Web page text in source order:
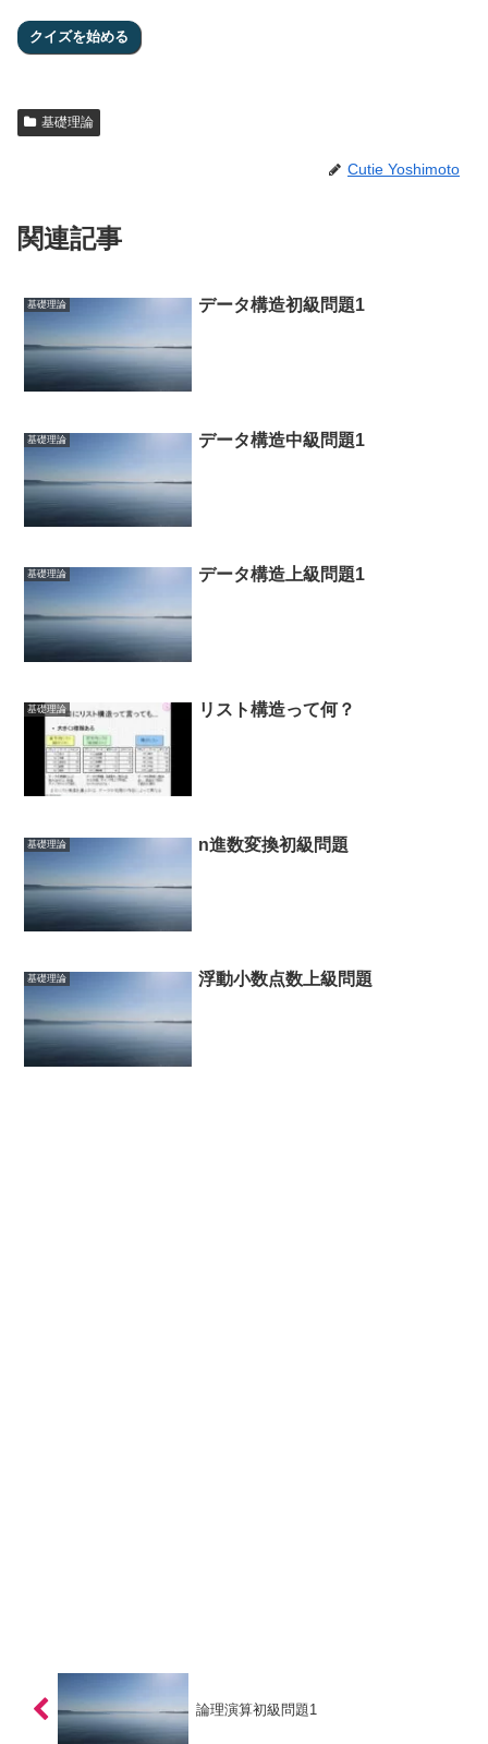
基礎理論
Cutie Yoshimoto
関連記事
基礎理論 データ構造初級問題1
基礎理論 データ構造中級問題1
基礎理論 データ構造上級問題1
基礎理論 リスト構造って何？
基礎理論 n進数変換初級問題
基礎理論 浮動小数点数上級問題
論理演算初級問題1